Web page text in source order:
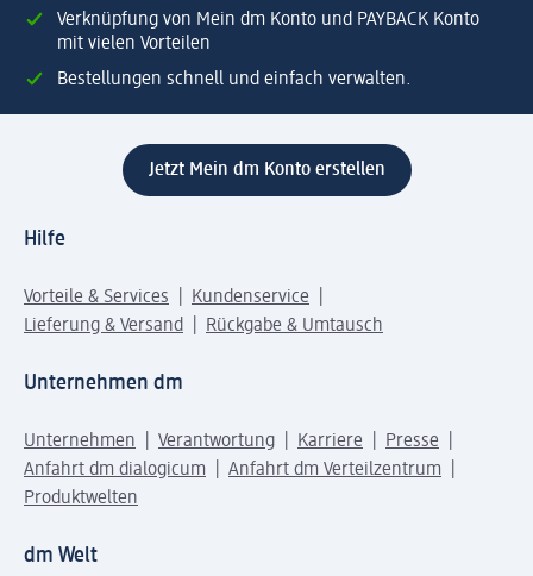
Verknüpfung von Mein dm Konto und PAYBACK Konto
mit vielen Vorteilen
Bestellungen schnell und einfach verwalten.
Jetzt Mein dm Konto erstellen
Hilfe
Vorteile & Services
Kundenservice
Lieferung & Versand
Rückgabe & Umtausch
Unternehmen dm
Unternehmen Verantwortung Karriere
Presse
Anfahrt dm dialogicum
Anfahrt dm Verteilzentrum
Produktwelten
dm Welt